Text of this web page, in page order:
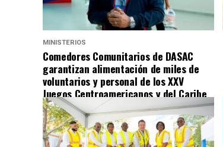
MINISTERIOS
Comedores Comunitarios de DASAC
garantizan alimentación de miles de
voluntarios y personal de los XXV
Juegos Centroamericanos y del Caribe
Santo Domingo 2026